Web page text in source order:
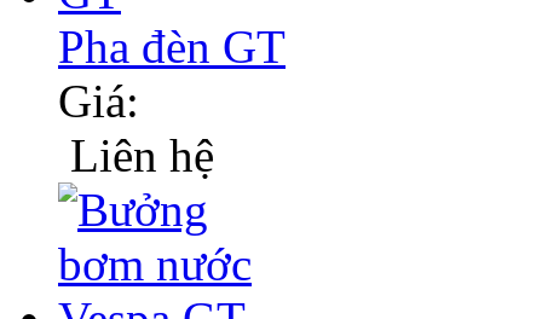
Pha đèn GT
Giá:
Liên hệ